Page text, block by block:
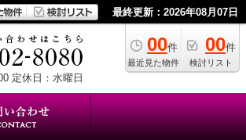
最終更新：2026年08月07日
00件
最近見た物件
00件
検討リスト
定休日：水曜日